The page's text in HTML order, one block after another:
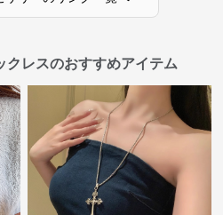
クレスのおすすめアイテム